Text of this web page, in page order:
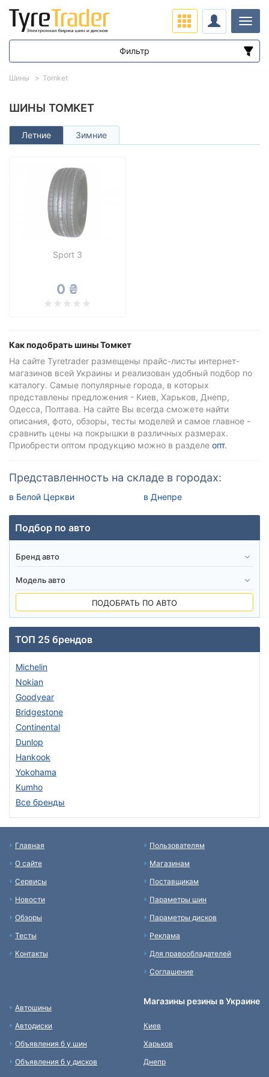
ШИНЫ TOMKET
Летние Зимние
Sport 3
0 ₴
Как подобрать шины Томкет
На сайте Tyretrader размещены прайс-листы интернет-
магазинов всей Украины и реализован удобный подбор по
каталогу. Самые популярные города, в которых
представлены предложения - Киев, Харьков, Днепр,
Одесса, Полтава. На сайте Вы всегда сможете найти
описания, фото, обзоры, тесты моделей и самое главное -
сравнить цены на покрышки в различных размерах.
Приобрести оптом продукцию можно в разделе опт.
Представленность на складе в городах:
в Белой Церкви в Днепре
Шины Tomket
Фильтр
Диапазон цен
Подбор по параметрам
Все бренды
Сбросить Подобрать
Подбор по авто
ПОДОБРАТЬ ПО АВТО
ТОП 25 брендов
Michelin
Nokian
Goodyear
Bridgestone
Continental
Dunlop
Hankook
Yokohama
Kumho
Все бренды
Главная
О сайте
Сервисы
Новости
Обзоры
Тесты
Контакты
Пользователям
Магазинам
Поставщикам
Параметры шин
Параметры дисков
Реклама
Для правообладателей
Соглашение
Автошины
Автодиски
Объявления б у шин
Объявления б у дисков
Магазины резины в Украине
Киев
Харьков
Днепр